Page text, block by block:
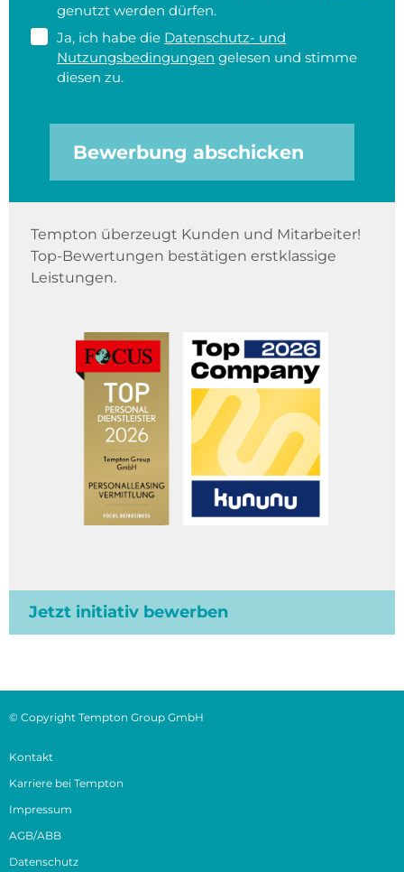
genutzt werden dürfen.
Ja, ich habe die Datenschutz- und
Nutzungsbedingungen gelesen und stimme
diesen zu.
Bewerbung abschicken
Tempton überzeugt Kunden und Mitarbeiter!
Top-Bewertungen bestätigen erstklassige
Leistungen.
Jetzt initiativ bewerben
© Copyright Tempton Group GmbH
Kontakt
Karriere bei Tempton
Impressum
AGB/ABB
Datenschutz